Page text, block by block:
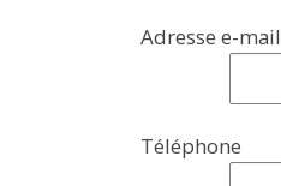
Adresse e-mail
Téléphone